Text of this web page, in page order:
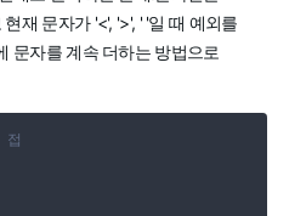
재 문자가 '<', '>', ' '일 때 예외를
문자를 계속 더하는 방법으로